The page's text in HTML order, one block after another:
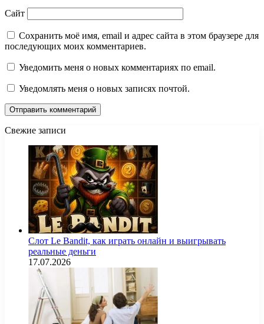
Сайт
Сохранить моё имя, email и адрес сайта в этом браузере для
последующих моих комментариев.
Уведомить меня о новых комментариях по email.
Уведомлять меня о новых записях почтой.
Свежие записи
Слот Le Bandit, как играть онлайн и выигрывать
реальные деньги
17.07.2026